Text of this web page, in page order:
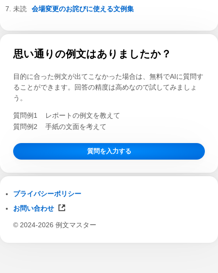
会場変更のお詫びに使える文例集
思い通りの例文はありましたか？
目的に合った例文が出てこなかった場合は、無料でAIに質問す
ることができます。回答の精度は高めなので試してみましょ
う。
質問例1
レポートの例文を教えて
質問例2
手紙の文面を考えて
質問を入力する
プライバシーポリシー
お問い合わせ
© 2024-2026 例文マスター